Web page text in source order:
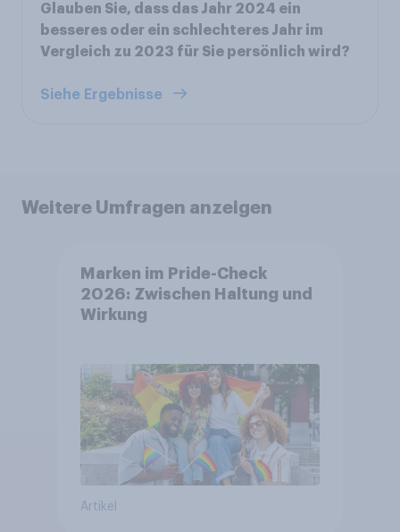
Glauben Sie, dass das Jahr 2024 ein
besseres oder ein schlechteres Jahr im
Vergleich zu 2023 für Sie persönlich wird?
Siehe Ergebnisse
Weitere Umfragen anzeigen
Marken im Pride-Check
2026: Zwischen Haltung und
Wirkung
Artikel